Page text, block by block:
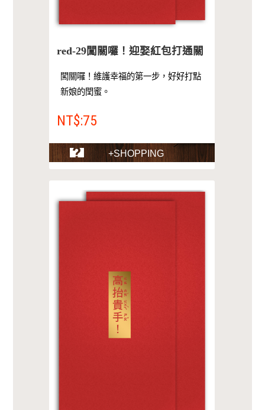
red-29闖關囉！迎娶紅包打通關
闖關囉！維護幸福的第一步，好好打點
新娘的閏蜜。
NT$:75
+SHOPPING